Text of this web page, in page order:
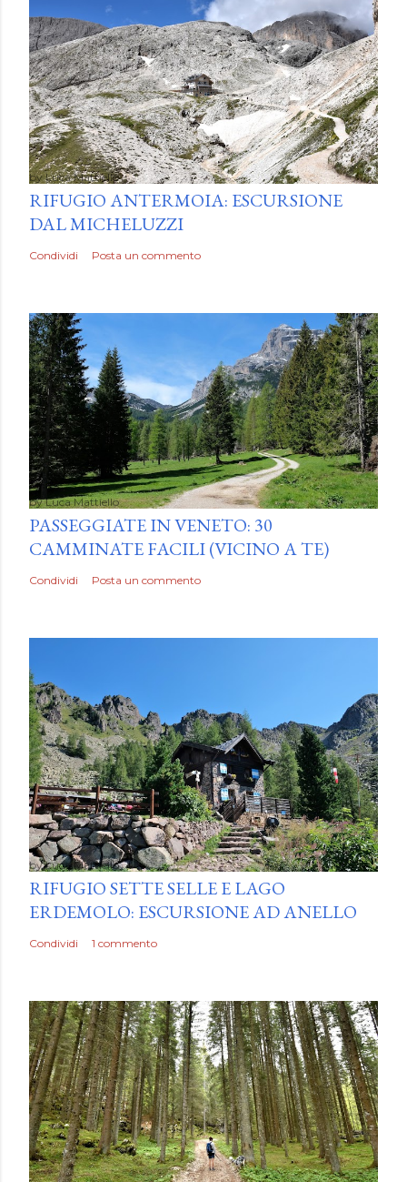
byLuca Mattiello
RIFUGIO ANTERMOIA: ESCURSIONE
DAL MICHELUZZI
Condividi Posta un commento
byLuca Mattiello
PASSEGGIATE IN VENETO: 30
CAMMINATE FACILI (VICINO A TE)
Condividi Posta un commento
byLuca Mattiello
RIFUGIO SETTE SELLE E LAGO
ERDEMOLO: ESCURSIONE AD ANELLO
Condividi 1 commento